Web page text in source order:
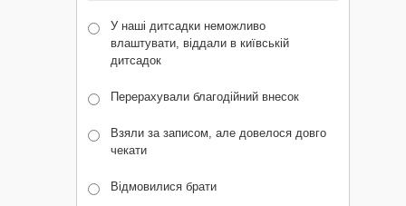
У наші дитсадки неможливо
влаштувати, віддали в київській
дитсадок
Перерахували благодійний внесок
Взяли за записом, але довелося довго
чекати
Відмовилися брати